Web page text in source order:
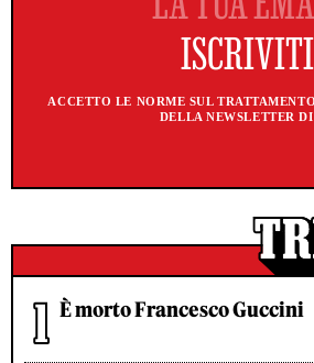
ACCETTO LE NORME SUL
DELLA NEWSLETTER DI
È morto Francesco Guccini